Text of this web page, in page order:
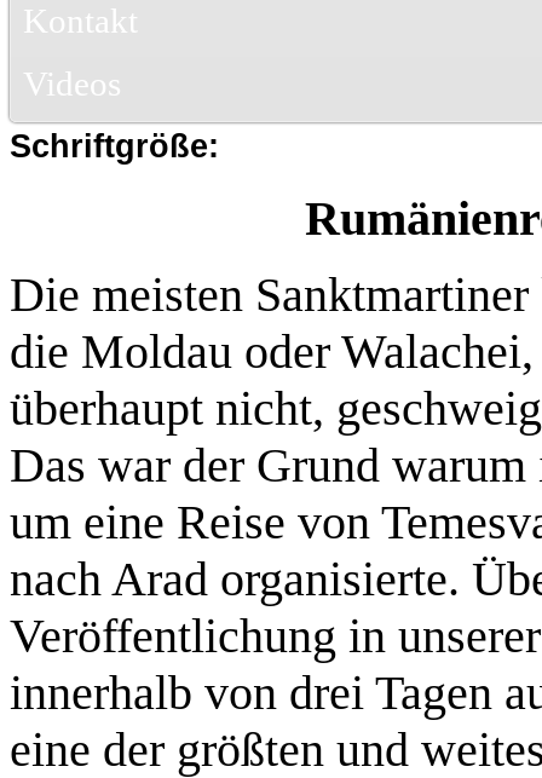
Kontakt
Videos
Schriftgröße:
Die meisten
die Moldau oder
überhaupt nicht,
Das war der Grund
um eine Reise von
nach Arad organisierte.
Veröffentlichung in
innerhalb von drei Tagen
eine der größten und